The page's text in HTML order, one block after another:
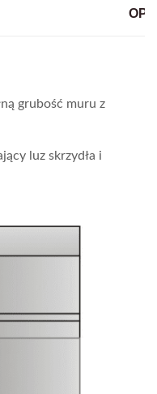
grubość muru z
luz skrzydła i